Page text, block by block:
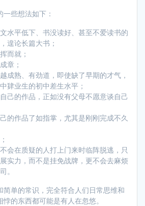
些想法如下：
水平低下、书没读好、甚至不爱读书的
遑论长篇大书；
而就；
章；
成熟、有劲道，即使缺了早期的才气，
肄业生的初中差生水平；
己的作品，正如没有父母不愿意谈自己
的作品了如指掌，尤其是刚刚完成不久
会在质疑的人打上门来时临阵脱逃，只
实力，而不是挂免战牌，更不会去麻烦
。
简单的常识，完全符合人们日常思维和
的东西都可能是有人在忽悠。